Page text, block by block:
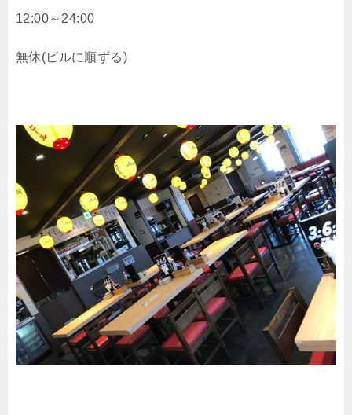
12:00～24:00
無休(ビルに順ずる)